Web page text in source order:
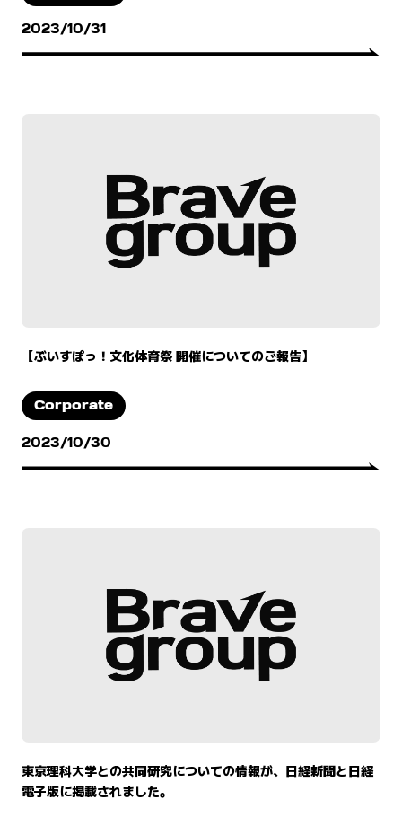
2023/10/31
【ぶいすぽっ！文化体育祭 開催についてのご報告】
Corporate
2023/10/30
東京理科大学との共同研究についての情報が、日経新聞と日経
電子版に掲載されました。